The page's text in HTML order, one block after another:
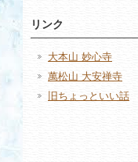
リンク
大本山 妙心寺
萬松山 大安禅寺
旧ちょっといい話